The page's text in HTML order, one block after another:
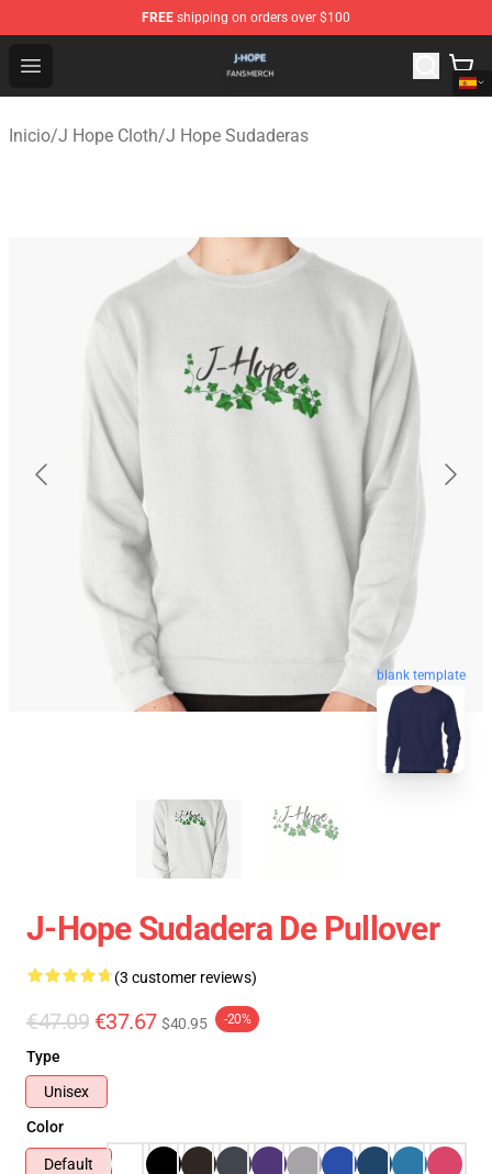
FREE shipping on orders over $100
Open menu
J Hope Shop - Official J Hope Merchandise Store
Inicio/J Hope Cloth/J Hope Sudaderas
blank template
J-Hope Sudadera De Pullover
(3 customer reviews)
€47.09 €37.67 $40.95 -20%
Type
Unisex
Color
Default